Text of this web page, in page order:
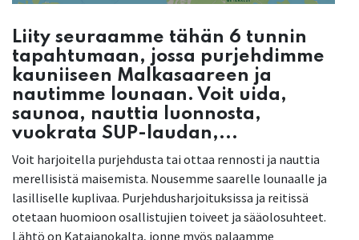
Liity seuraamme tähän 6 tunnin
tapahtumaan, jossa purjehdimme
kauniiseen Malkasaareen ja
nautimme lounaan. Voit uida,
saunoa, nauttia luonnosta,
vuokrata SUP-laudan,...
Voit harjoitella purjehdusta tai ottaa rennosti ja nauttia
merellisistä maisemista. Nousemme saarelle lounaalle ja
lasilliselle kuplivaa. Purjehdusharjoituksissa ja reitissä
otetaan huomioon osallistujien toiveet ja sääolosuhteet.
Lähtö on Katajanokalta, jonne myös palaamme